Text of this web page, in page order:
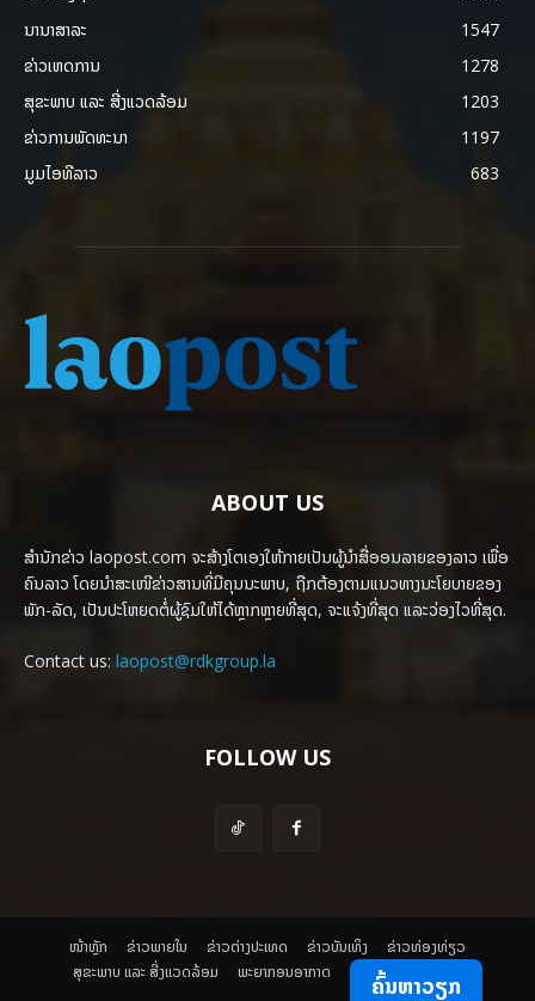
ນານາສາລະ
1547
ຂ່າວເຫດການ
1278
ສຸຂະພາບ ແລະ ສີ່ງແວດລ້ອມ
1203
ຂ່າວການພັດທະນາ
1197
ມູມໄອທີລາວ
683
ABOUT US
ສຳນັກຂ່າວ laopost.com ຈະສ້າງໂຕເອງໃຫ້ກາຍເປັນຜູ້ນຳສື່ອອນລາຍຂອງລາວ ເພື່ອ
ຄົນລາວ ໂດຍນຳສະເໜີຂ່າວສານທີ່ມີຄຸນນະພາບ, ຖືກຕ້ອງຕາມແນວທາງນະໂຍບາຍຂອງ
ພັກ-ລັດ, ເປັນປະໂຫຍດຕໍ່ຜູ້ຊົມໃຫ້ໄດ້ຫຼາກຫຼາຍທີ່ສຸດ, ຈະແຈ້ງທີ່ສຸດ ແລະວ່ອງໄວທີ່ສຸດ.
Contact us: laopost@rdkgroup.la
FOLLOW US
ໜ້າຫຼັກ ຂ່າວພາຍ​ໃນ ຂ່າວຕ່າງປະເທດ ​ຂ່າວບັນເທິງ
​ຂ່າວທ່ອງທ່ຽວ
ສຸຂະພາບ ແລະ ສີ່ງແວດລ້ອມ
ພະຍາກອນອາກາດ ຄົ້ນຫາວຽກ